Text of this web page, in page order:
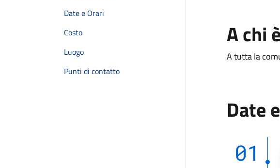
Date e Orari
Costo
Luogo
Punti di contatto
A chi
A tutta la
Date
01